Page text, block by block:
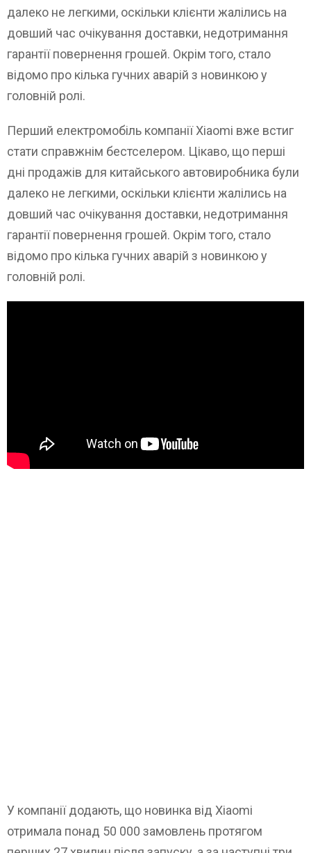
далеко не легкими, оскільки клієнти жалілись на
довший час очікування доставки, недотримання
гарантії повернення грошей. Окрім того, стало
відомо про кілька гучних аварій з новинкою у
головній ролі.
Перший електромобіль компанії Xiaomi вже встиг
стати справжнім бестселером. Цікаво, що перші
дні продажів для китайського автовиробника були
далеко не легкими, оскільки клієнти жалілись на
довший час очікування доставки, недотримання
гарантії повернення грошей. Окрім того, стало
відомо про кілька гучних аварій з новинкою у
головній ролі.
У компанії додають, що новинка від Xiaomi
отримала понад 50 000 замовлень протягом